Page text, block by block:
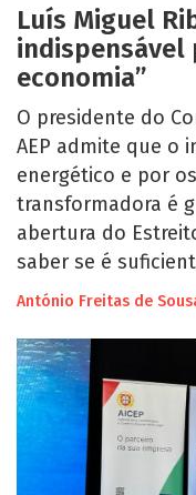
Luís Miguel
indispensável
economia”
O presidente do
AEP admite que o
energético e por
transformadora é
abertura do
saber se é
António Freitas de